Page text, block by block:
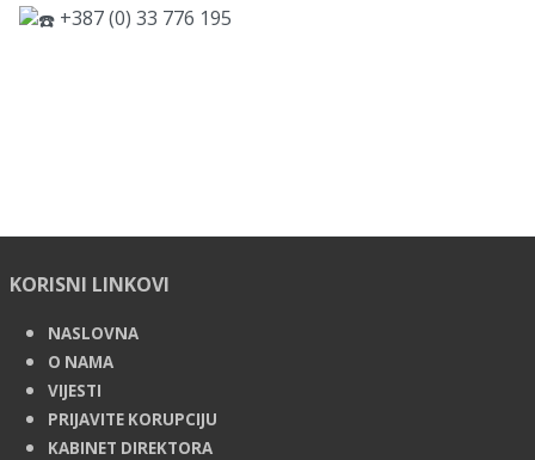
+387 (0) 33 776 195
KORISNI LINKOVI
NASLOVNA
O NAMA
VIJESTI
PRIJAVITE KORUPCIJU
KABINET DIREKTORA